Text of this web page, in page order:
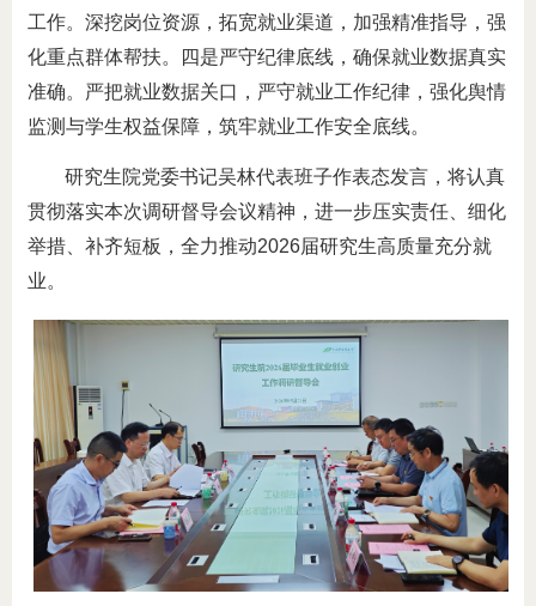
工作。深挖岗位资源，拓宽就业渠道，加强精准指导，强
化重点群体帮扶。四是严守纪律底线，确保就业数据真实
准确。严把就业数据关口，严守就业工作纪律，强化舆情
监测与学生权益保障，筑牢就业工作安全底线。
研究生院党委书记吴林代表班子作表态发言，将认真
贯彻落实本次调研督导会议精神，进一步压实责任、细化
举措、补齐短板，全力推动2026届研究生高质量充分就
业。